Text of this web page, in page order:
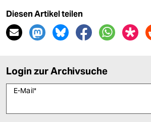
Diesen Artikel teilen
Login zur Archivsuche
E-Mail*